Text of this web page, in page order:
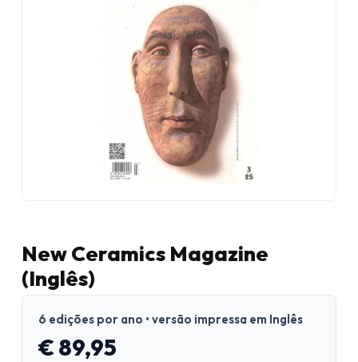
New Ceramics Magazine
(Inglês)
6 edições por ano • versão impressa em Inglês
€ 89,95